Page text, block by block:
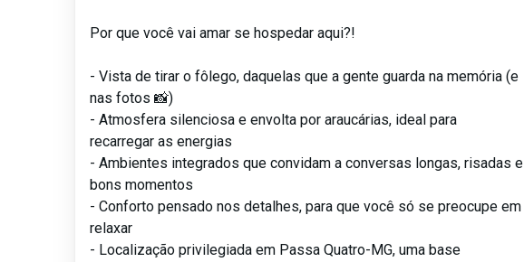
Por que você vai amar se hospedar aqui?!
- Vista de tirar o fôlego, daquelas que a gente guarda na memória (e
nas fotos 📸)
- Atmosfera silenciosa e envolta por araucárias, ideal para
recarregar as energias
- Ambientes integrados que convidam a conversas longas, risadas e
bons momentos
- Conforto pensado nos detalhes, para que você só se preocupe em
relaxar
- Localização privilegiada em Passa Quatro-MG, uma base